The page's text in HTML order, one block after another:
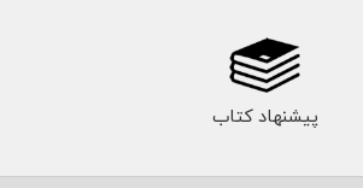
پیشنهاد کتاب